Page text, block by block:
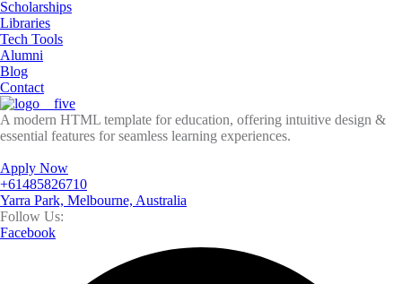
Scholarships
Libraries
Tech Tools
Alumni
Blog
Contact
A modern HTML template for education, offering intuitive design &
essential features for seamless learning experiences.
Apply Now
+61485826710
Yarra Park, Melbourne, Australia
Follow Us:
Facebook